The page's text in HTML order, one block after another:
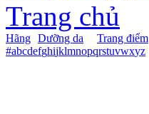
Trang chủ
Hãng Dưỡng da Trang điểm
#abcdefghijklmnopqrstuvwxyz